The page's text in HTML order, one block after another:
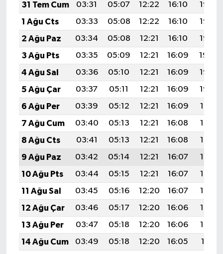
31 Tem Cum
03:31 05:07 12:22 16:10
19:26
1 Ağu Cts
03:33 05:08 12:22 16:10
19:26
2 Ağu Paz
03:34 05:08 12:21 16:10
19:25
3 Ağu Pts
03:35 05:09 12:21 16:09
19:24
4 Ağu Sal
03:36 05:10 12:21 16:09
19:23
5 Ağu Çar
03:37 05:11 12:21 16:09
19:22
6 Ağu Per
03:39 05:12 12:21 16:09
19:21
7 Ağu Cum
03:40 05:13 12:21 16:08
19:19
8 Ağu Cts
03:41 05:13 12:21 16:08
19:18
9 Ağu Paz
03:42 05:14 12:21 16:07
19:17
10 Ağu Pts
03:44 05:15 12:21 16:07
19:16
11 Ağu Sal
03:45 05:16 12:20 16:07
19:15
12 Ağu Çar
03:46 05:17 12:20 16:06
19:14
13 Ağu Per
03:47 05:18 12:20 16:06
19:13
14 Ağu Cum
03:49 05:18 12:20 16:05
19:11